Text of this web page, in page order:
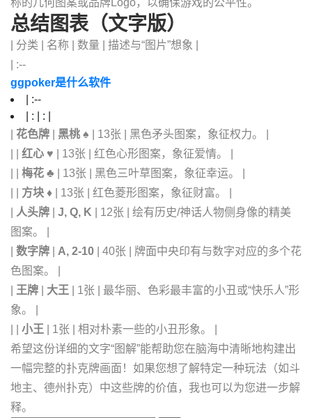
称的几何图案或品牌Logo，以确保游戏的公平性。
总结图表（文字版）
| 分类 | 名称 | 数量 | 描述与“图片”想象 |
| :--
ggpoker是什么软件
| :--
| : | : |
花色牌 黑桃 ♠️ | 13张 | 黑色矛头图案，象征权力。 |
红心 ♥️ | 13张 | 红色心形图案，象征爱情。 |
梅花 ♣️ | 13张 | 黑色三叶草图案，象征幸运。 |
方块 ♦️ | 13张 | 红色菱形图案，象征财富。 |
人头牌 J, Q, K | 12张 | 绘有历史/神话人物侧身像的精美
图案。 |
数字牌 A, 2-10 | 40张 | 牌面中央印有与数字对应的多个花
色图案。 |
王牌 大王 | 1张 | 最华丽、色彩最丰富的小丑或“快乐人”形
象。 |
小王 | 1张 | 相对朴素一些的小丑形象。 |
希望这份详细的文字“图解”能帮助您在脑海中清晰地构建出
一幅完整的扑克牌画面！如果您想了解特定一种玩法（如斗
地主、德州扑克）中这些牌的价值，我也可以为您进一步解
释。